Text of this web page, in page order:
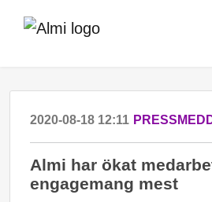
2020-08-18 12:11
Almi har ökat
engagemang mest